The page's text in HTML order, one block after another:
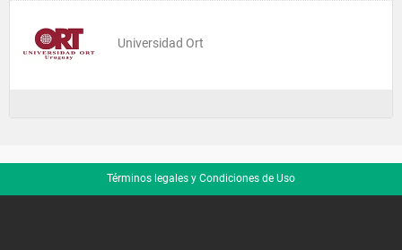
Universidad Ort
Términos legales y Condiciones de Uso